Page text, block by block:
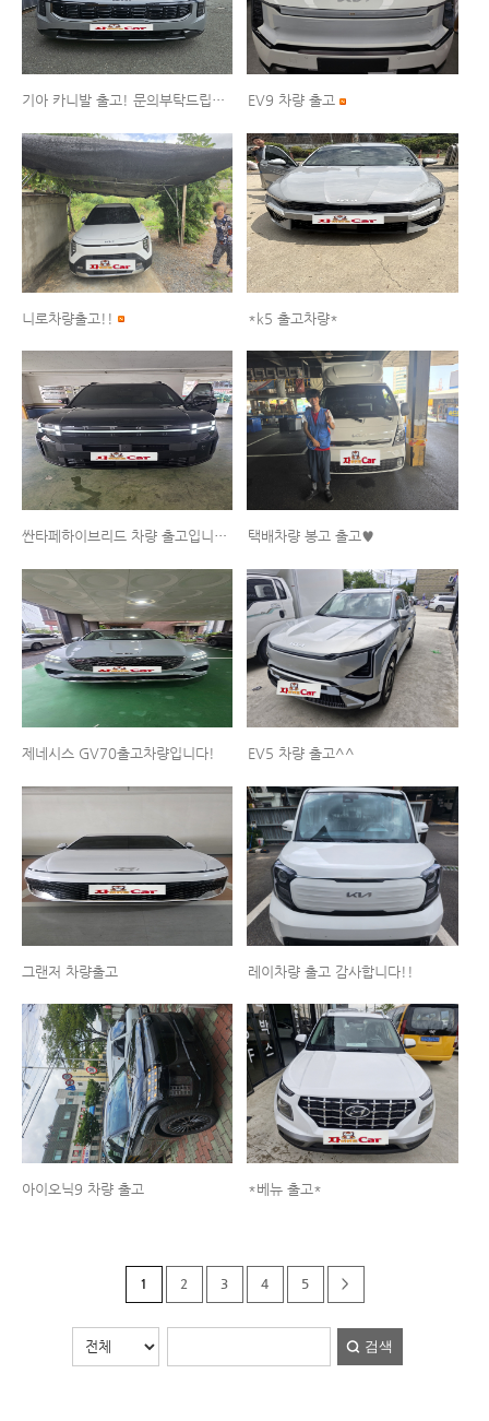
기아 카니발 출고! 문의부탁드립니다! EV9 차량 출고
니로차량출고!! *k5 출고차량*
싼타페하이브리드 차량 출고입니다^^ 택배차량 봉고 출고♥
제네시스 GV70출고차량입니다! EV5 차량 출고^^
그랜저 차량출고 레이차량 출고 감사합니다!!
아이오닉9 차량 출고 *베뉴 출고*
1 2 3 4 5 >
검색